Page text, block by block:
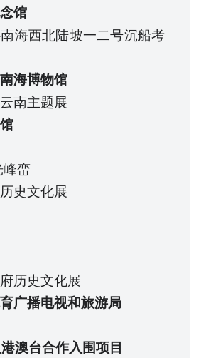
馆
海西北陆坡一二号沉船考
海博物馆
南主题展
峰峦
史文化展
历史文化展
广播电视和旅游局
澳台合作入围项目